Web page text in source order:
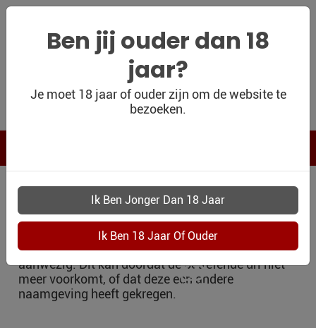
WIJNSHOP
WIJN BLOG
WIJN OUTLET
PERSOONLIJK-
WIJN-
KADOBON
CONTACT
Ben jij ouder dan 18
jaar?
Je moet 18 jaar of ouder zijn om de website te
bezoeken.
Oeps, er is iets mis
gegaan
de url of link welke u gebruikte is helaas niet
aanwezig. Dit kan doordat de betrefende url niet
meer voorkomt, of dat deze een andere
naamgeving heeft gekregen.